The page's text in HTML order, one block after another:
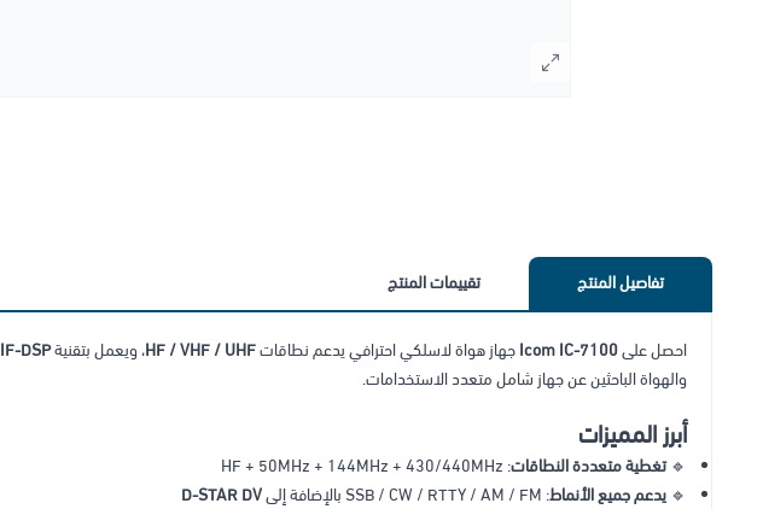
تفاصيل المنتج تقييمات المنتج
احصل علىIcom IC-7100جهاز هواة لاسلكي احترافي يدعم نطاقاتHF / VHF / UHF، ويعمل بتقنيةIF-DSP
والهواة الباحثين عن جهاز شامل متعدد الاستخدامات.
أبرز المميزات
🔹تغطية متعددة النطاقات: HF + 50MHz + 144MHz + 430/440MHz
🔹 يدعم جميع الأنماط: SSB / CW / RTTY / AM / FM بالإضافة إلى
D-STAR DV